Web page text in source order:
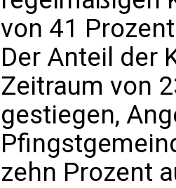
von 41
Der Anteil der
Zeitraum von
gestiegen,
zehn Prozent